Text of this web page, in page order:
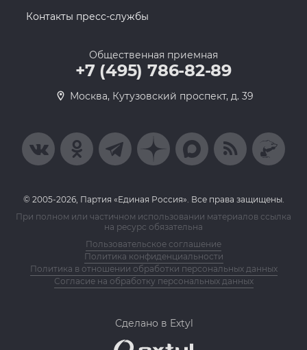
Контакты пресс-службы
Общественная приемная
+7 (495) 786-82-89
Москва, Кутузовский проспект, д. 39
© 2005-2026, Партия «Единая Россия». Все права защищены.
При полном или частичном использовании материалов ссылка
на ресурс обязательна
Пользовательское соглашение
Политика конфиденциальности
Политика в отношении обработки персональных данных
Согласие на обработку персональных данных
Сделано в Extyl